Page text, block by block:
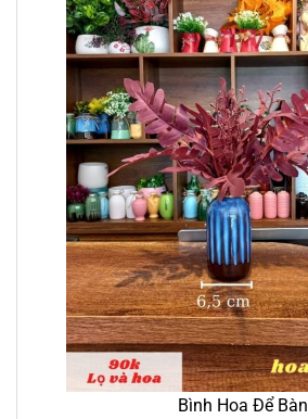
Bình Hoa Để Bàn